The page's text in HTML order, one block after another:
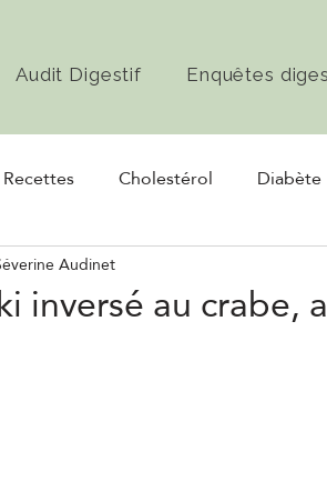
Audit Digestif Enquêtes
Recettes Cholestérol Diabète
Fermentation
inversé au crabe,
Audinet